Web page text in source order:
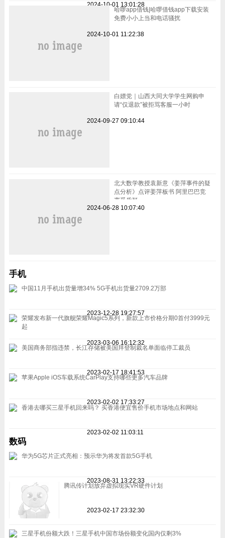
2024-10-01 13:01:28
哈啰app借钱|哈啰借钱app下载安装
免费小小上当和电话骚扰
2024-10-01 11:22:38
白嫖党｜山西大同大学学生网购申
请“仅退款”被拒骂客服一小时
2024-09-27 09:10:44
北大数学教授袁新意《姜萍事件的疑
点分析》点评姜萍板书 阿里巴巴竞
赛受质疑
2024-06-28 10:07:40
手机
中国11月手机出货量增34% 5G手机出货量2709.2万部
2023-12-28 19:27:57
荣耀发布新一代旗舰荣耀Magic5系列，新款上市价格分期0首付3999元
起
2023-03-06 16:12:32
美国商务部指违禁，长江存储被美国拜登制裁名单面临停工裁员
2023-02-17 18:41:53
苹果Apple iOS车载系统CarPlay支持哪些更多汽车品牌
2023-02-02 17:33:27
香港去哪买三星手机回来吗？ 买香港便宜售价手机市场地点和网站
2023-02-02 11:03:11
数码
华为5G芯片正式亮相：预示华为将发首款5G手机
2023-08-31 13:22:33
腾讯传计划放弃虚拟现实VR硬件计划
2023-02-17 23:32:30
三星手机份额大跌！三星手机中国市场份额变化国内仅剩3%